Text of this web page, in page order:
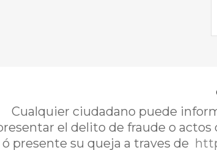
Cualquier ciudadano puede
el delito de fraude o
ó presente su queja a traves de